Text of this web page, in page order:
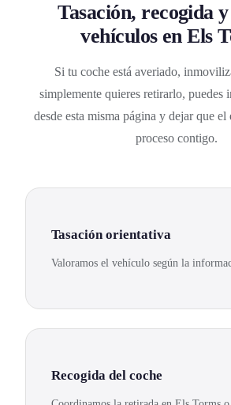
Tasación, recogida
vehículos en Els
Si tu coche está averiado,
simplemente quieres retirarlo, puedes
desde esta misma página y dejar que
proceso contigo.
Tasación orientativa
Valoramos el vehículo según la
Recogida del coche